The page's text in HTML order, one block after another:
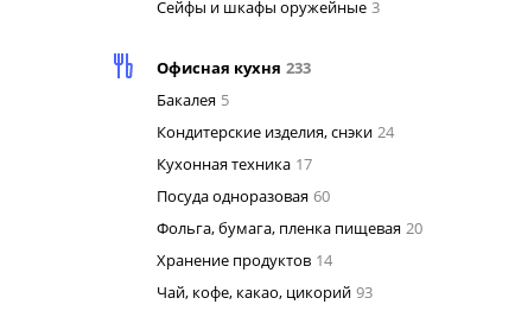
Сейфы и шкафы оружейные 3
Офисная кухня 233
Бакалея 5
Кондитерские изделия, снэки 24
Кухонная техника 17
Посуда одноразовая 60
Фольга, бумага, пленка пищевая 20
Хранение продуктов 14
Чай, кофе, какао, цикорий 93